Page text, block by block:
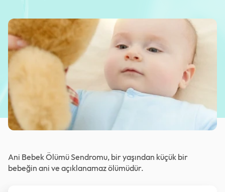
Ani Bebek Ölümü Sendromu, bir yaşından küçük bir
bebeğin ani ve açıklanamaz ölümüdür.